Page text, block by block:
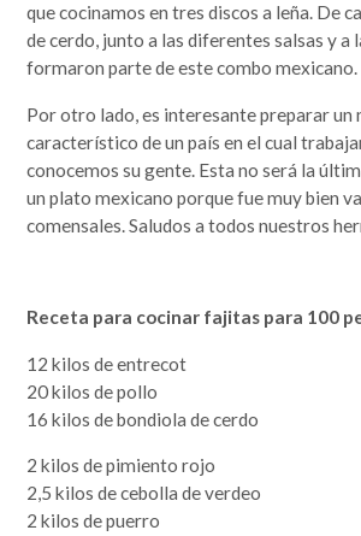
que cocinamos en tres discos a leña. De
de cerdo, junto a las diferentes salsas y a
formaron parte de este combo mexicano.
Por otro lado, es interesante preparar un
característico de un país en el cual
conocemos su gente. Esta no será la
un plato mexicano porque fue muy bien
comensales. Saludos a todos nuestros
Receta para cocinar fajitas para 100
12 kilos de entrecot
20 kilos de pollo
16 kilos de bondiola de cerdo
2 kilos de pimiento rojo
2,5 kilos de cebolla de verdeo
2 kilos de puerro